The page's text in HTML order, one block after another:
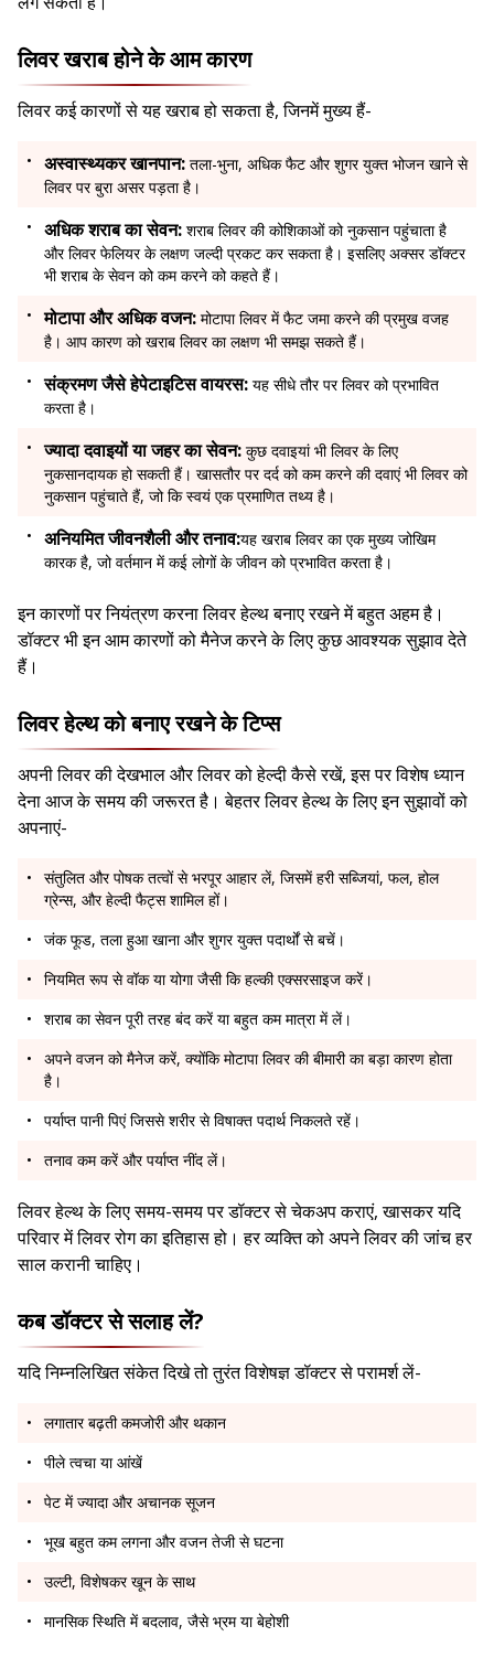
लिवर खराब होने के आम कारण
लिवर कई कारणों से यह खराब हो सकता है, जिनमें मुख्य हैं-
अस्वास्थ्यकर खानपान: तला-भुना, अधिक फैट और शुगर युक्त भोजन खाने से
लिवर पर बुरा असर पड़ता है।
अधिक शराब का सेवन: शराब लिवर की कोशिकाओं को नुकसान पहुंचाता है
और लिवर फेलियर के लक्षण जल्दी प्रकट कर सकता है। इसलिए अक्सर डॉक्टर
भी शराब के सेवन को कम करने को कहते हैं।
मोटापा और अधिक वजन: मोटापा लिवर में फैट जमा करने की प्रमुख वजह
है। आप कारण को खराब लिवर का लक्षण भी समझ सकते हैं।
संक्रमण जैसे हेपेटाइटिस वायरस: यह सीधे तौर पर लिवर को प्रभावित
करता है।
ज्यादा दवाइयों या जहर का सेवन: कुछ दवाइयां भी लिवर के लिए
नुकसानदायक हो सकती हैं। खासतौर पर दर्द को कम करने की दवाएं भी लिवर को
नुकसान पहुंचाते हैं, जो कि स्वयं एक प्रमाणित तथ्य है।
अनियमित जीवनशैली और तनाव:यह खराब लिवर का एक मुख्य जोखिम
कारक है, जो वर्तमान में कई लोगों के जीवन को प्रभावित करता है।
इन कारणों पर नियंत्रण करना लिवर हेल्थ बनाए रखने में बहुत अहम है।
डॉक्टर भी इन आम कारणों को मैनेज करने के लिए कुछ आवश्यक सुझाव देते
हैं।
लिवर हेल्थ को बनाए रखने के टिप्स
अपनी लिवर की देखभाल और लिवर को हेल्दी कैसे रखें, इस पर विशेष ध्यान
देना आज के समय की जरूरत है। बेहतर लिवर हेल्थ के लिए इन सुझावों को
अपनाएं-
संतुलित और पोषक तत्वों से भरपूर आहार लें, जिसमें हरी सब्जियां, फल, होल
ग्रेन्स, और हेल्दी फैट्स शामिल हों।
जंक फूड, तला हुआ खाना और शुगर युक्त पदार्थों से बचें।
नियमित रूप से वॉक या योगा जैसी कि हल्की एक्सरसाइज करें।
शराब का सेवन पूरी तरह बंद करें या बहुत कम मात्रा में लें।
अपने वजन को मैनेज करें, क्योंकि मोटापा लिवर की बीमारी का बड़ा कारण होता
है।
पर्याप्त पानी पिएं जिससे शरीर से विषाक्त पदार्थ निकलते रहें।
तनाव कम करें और पर्याप्त नींद लें।
लिवर हेल्थ के लिए समय-समय पर डॉक्टर से चेकअप कराएं, खासकर यदि
परिवार में लिवर रोग का इतिहास हो। हर व्यक्ति को अपने लिवर की जांच हर
साल करानी चाहिए।
कब डॉक्टर से सलाह लें?
यदि निम्नलिखित संकेत दिखे तो तुरंत विशेषज्ञ डॉक्टर से परामर्श लें-
लगातार बढ़ती कमजोरी और थकान
पीले त्वचा या आंखें
पेट में ज्यादा और अचानक सूजन
भूख बहुत कम लगना और वजन तेजी से घटना
उल्टी, विशेषकर खून के साथ
मानसिक स्थिति में बदलाव, जैसे भ्रम या बेहोशी